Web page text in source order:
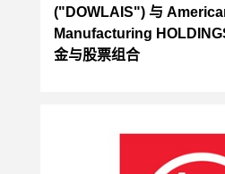
("DOWLAIS") 与
Manufacturing
金与股票组合